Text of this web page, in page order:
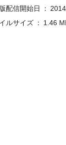
収７０００万円の
ます。これまで各
私たちがなすべき
配信開始日
ルサイズ
1.46